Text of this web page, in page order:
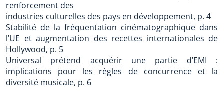
renforcement des
industries culturelles des pays en développement, p. 4
Stabilité de la fréquentation cinématographique dans
l’UE et augmentation des recettes internationales de
Hollywood, p. 5
Universal prétend acquérir une partie d’EMI :
implications pour les règles de concurrence et la
diversité musicale, p. 6